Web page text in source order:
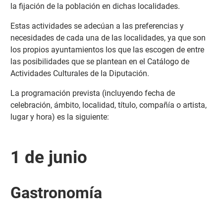
la fijación de la población en dichas localidades.
Estas actividades se adecúan a las preferencias y
necesidades de cada una de las localidades, ya que son
los propios ayuntamientos los que las escogen de entre
las posibilidades que se plantean en el Catálogo de
Actividades Culturales de la Diputación.
La programación prevista (incluyendo fecha de
celebración, ámbito, localidad, título, compañía o artista,
lugar y hora) es la siguiente:
1 de junio
Gastronomía